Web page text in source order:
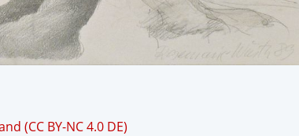
(CC BY-NC 4.0 DE)